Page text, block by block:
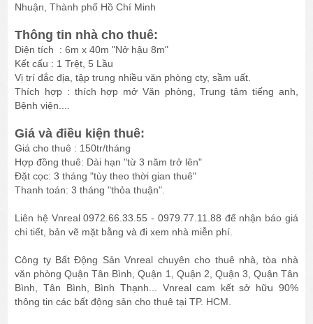
Nhuận, Thành phố Hồ Chí Minh
Thông tin nhà cho thuê:
Diện tích : 6m x 40m "Nở hậu 8m"
Kết cấu : 1 Trệt, 5 Lầu
Vị trí đắc địa, tập trung nhiều văn phòng cty, sầm uất.
Thích hợp : thích hợp mở Văn phòng, Trung tâm tiếng anh,
Bệnh viện....
Giá và điều kiện thuê:
Giá cho thuê : 150tr/tháng
Hợp đồng thuê: Dài hạn "từ 3 năm trở lên"
Đặt cọc: 3 tháng "tùy theo thời gian thuê"
Thanh toán: 3 tháng "thỏa thuận".
Liên hệ Vnreal 0972.66.33.55 - 0979.77.11.88 để nhận báo giá
chi tiết, bản vẽ mặt bằng và đi xem nhà miễn phí.
Công ty Bất Động Sản Vnreal chuyên cho thuê nhà, tòa nhà
văn phòng Quận Tân Bình, Quận 1, Quận 2, Quận 3, Quận Tân
Bình, Tân Bình, Bình Thạnh... Vnreal cam kết sở hữu 90%
thông tin các bất động sản cho thuê tại TP. HCM.